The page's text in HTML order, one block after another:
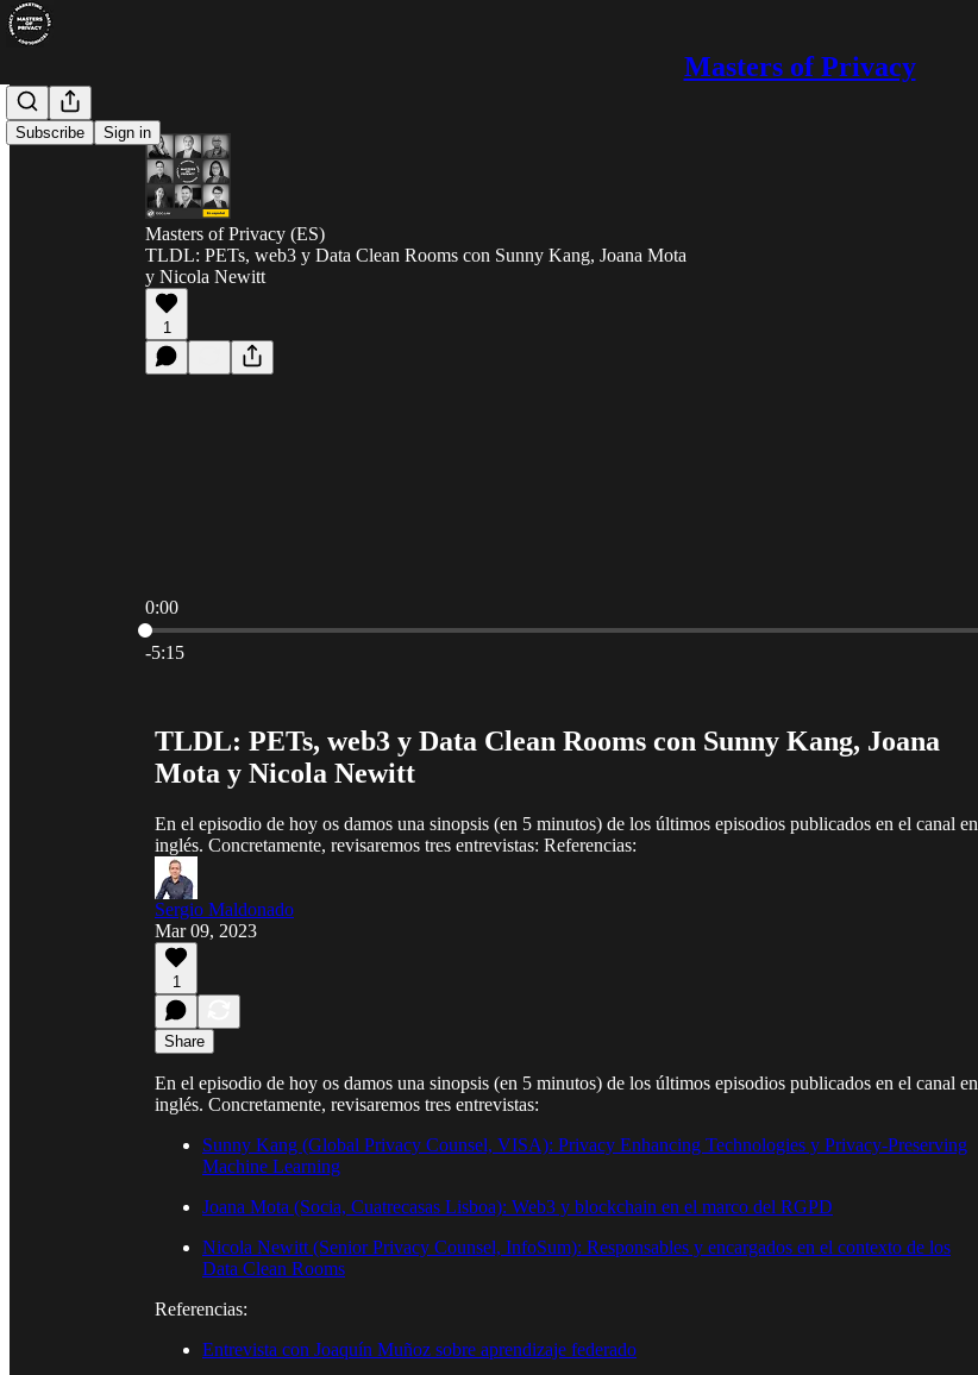
Masters of Privacy
Subscribe Sign in
Masters of Privacy (ES)
TLDL: PETs, web3 y Data Clean Rooms con Sunny Kang, Joana Mota
y Nicola Newitt
1
0:00
Current time: 0:00 / Total time: -5:15
-5:15
TLDL: PETs, web3 y Data Clean Rooms con Sunny Kang, Joana
Mota y Nicola Newitt
En el episodio de hoy os damos una sinopsis (en 5 minutos) de los últimos episodios publicados en el canal en
inglés. Concretamente, revisaremos tres entrevistas: Referencias:
Sergio Maldonado
Mar 09, 2023
1
Share
En el episodio de hoy os damos una sinopsis (en 5 minutos) de los últimos episodios publicados en el canal en
inglés. Concretamente, revisaremos tres entrevistas:
Sunny Kang (Global Privacy Counsel, VISA): Privacy Enhancing Technologies y Privacy-Preserving
Machine Learning
Joana Mota (Socia, Cuatrecasas Lisboa): Web3 y blockchain en el marco del RGPD
Nicola Newitt (Senior Privacy Counsel, InfoSum): Responsables y encargados en el contexto de los
Data Clean Rooms
Referencias:
Entrevista con Joaquín Muñoz sobre aprendizaje federado